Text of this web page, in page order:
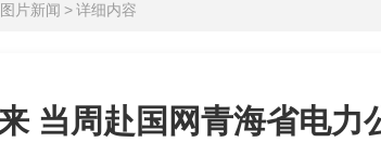
图片新闻 >详细内容
当周赴国网青海省电力